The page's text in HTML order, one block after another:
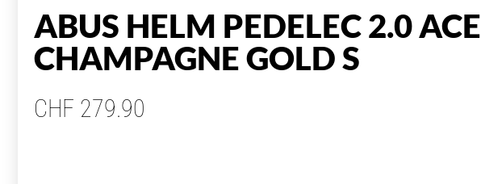
ABUS HELM PEDELEC 2.0 ACE
CHAMPAGNE GOLD S
CHF 279.90